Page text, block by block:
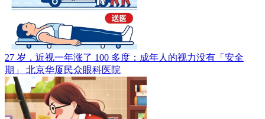
27 岁，近视一年涨了 100 多度：成年人的视力没有「安全
期」 北京华厦民众眼科医院